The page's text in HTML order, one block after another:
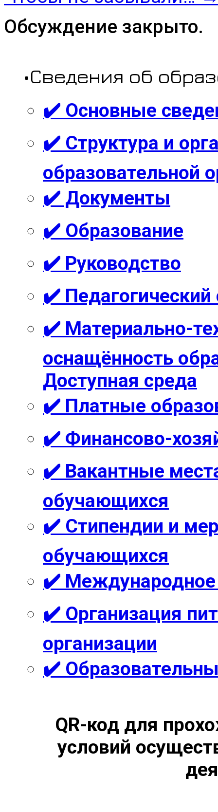
Обсуждение закрыто.
•Сведения об
✔️ Основные
✔️ Структура и
образовательной
✔️ Документы
✔️ Образование
✔️ Руководство
✔️ Педагогический
✔️ Материально-
оснащённость
Доступная среда
✔️ Платные
✔️ Финансово-
✔️ Вакантные
обучающихся
✔️ Стипендии и
обучающихся
✔️ Международное
✔️ Организация
организации
✔️
QR-код для
условий